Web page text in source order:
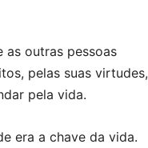
as outras pessoas
pelas suas virtudes,
pela vida.
era a chave da vida.